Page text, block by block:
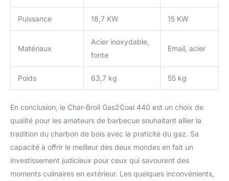
Puissance 18,7 KW 15 KW
Matériaux
Acier inoxydable,
fonte
Email, acier
Poids 63,7 kg 55 kg
En conclusion, le Char-Broil Gas2Coal 440 est un choix de
qualité pour les amateurs de barbecue souhaitant allier la
tradition du charbon de bois avec la praticité du gaz. Sa
capacité à offrir le meilleur des deux mondes en fait un
investissement judicieux pour ceux qui savourent des
moments culinaires en extérieur. Les quelques inconvénients,